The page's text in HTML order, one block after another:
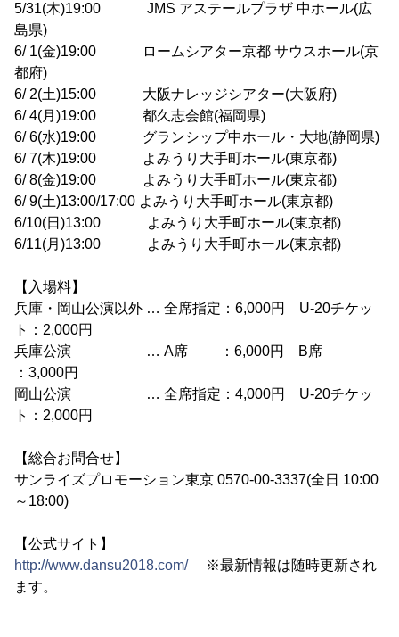
5/31(木)19:00 JMS アステールプラザ 中ホール(広
島県)
6/ 1(金)19:00 ロームシアター京都 サウスホール(京
都府)
6/ 2(土)15:00 大阪ナレッジシアター(大阪府)
6/ 4(月)19:00 都久志会館(福岡県)
6/ 6(水)19:00 グランシップ中ホール・大地(静岡県)
6/ 7(木)19:00 よみうり大手町ホール(東京都)
6/ 8(金)19:00 よみうり大手町ホール(東京都)
6/ 9(土)13:00/17:00 よみうり大手町ホール(東京都)
6/10(日)13:00 よみうり大手町ホール(東京都)
6/11(月)13:00 よみうり大手町ホール(東京都)
【入場料】
兵庫・岡山公演以外 … 全席指定：6,000円 U-20チケッ
ト：2,000円
兵庫公演 … A席 ：6,000円 B席
：3,000円
岡山公演 … 全席指定：4,000円 U-20チケッ
ト：2,000円
【総合お問合せ】
サンライズプロモーション東京 0570-00-3337(全日 10:00
～18:00)
【公式サイト】
http://www.dansu2018.com/※最新情報は随時更新され
ます。